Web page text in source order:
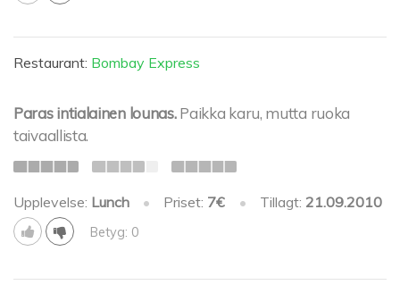
Restaurant: Bombay Express
Paras intialainen lounas. Paikka karu, mutta ruoka
taivaallista.
Upplevelse: Lunch • Priset: 7€ • Tillagt: 21.09.2010
Betyg: 0